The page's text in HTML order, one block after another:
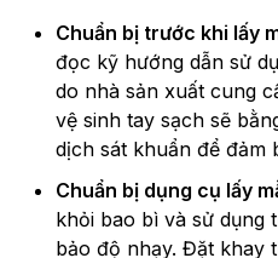
Chuẩn bị trước khi lấy
đọc kỹ hướng dẫn sử
do nhà sản xuất cung
vệ sinh tay sạch sẽ
dịch sát khuẩn để đảm
Chuẩn bị dụng cụ lấy
khỏi bao bì và sử dụng
bảo độ nhạy. Đặt khay